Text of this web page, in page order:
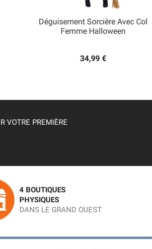
Déguisement Sorcière Avec Col
Femme Halloween
34,99 €
Aperçu rapide
VOTRE PREMIÈRE
4 BOUTIQUES
PHYSIQUES
DANS LE GRAND OUEST